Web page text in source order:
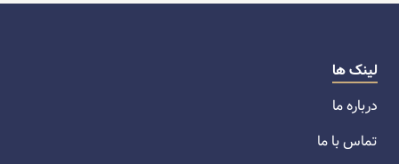
لینک ها
درباره ما
تماس با ما